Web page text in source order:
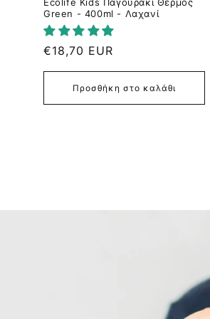
Ecolife Kids Παγουράκι Θερμός
Green - 400ml - Λαχανί
Κανονική
τιμή
€18,70 EUR
Προσθήκη στο καλάθι